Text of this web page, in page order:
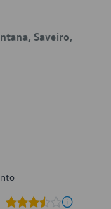
Saveiro,